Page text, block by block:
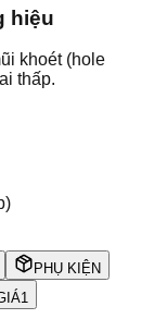
hiệu
khoét (hole
thấp.
PHỤ KIỆN
1